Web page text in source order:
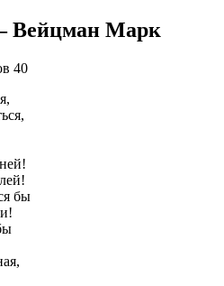
Вейцман Марк
40
бы